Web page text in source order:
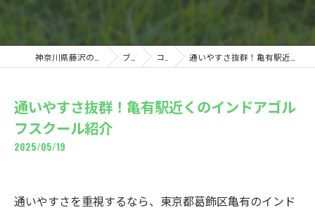
ブログ コラム 通いやすさ抜群！亀有駅近くのインドアゴルフスクール紹介
通いやすさ抜群！亀有駅近くのインドアゴル
フスクール紹介
2025/05/19
通いやすさを重視するなら、東京都葛飾区亀有のインド